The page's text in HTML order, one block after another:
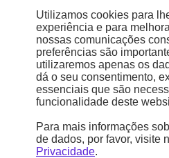
Desfrute de todas as aventuras em
Gasolina inclui bancos dianteiros em
condutor ajustável eletricamente e
melhorar o prazer de condução ao
Utilizamos cookies para
experiência e para
nossas comunicações
preferências são
utilizaremos apenas os
dá o seu consentimento,
essenciais que são
funcionalidade deste
Para mais informações
de dados, por favor, visite
Privacidade.